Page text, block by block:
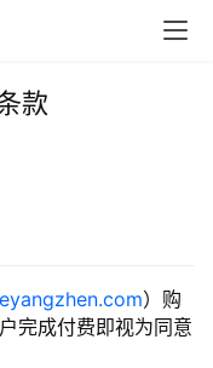
款
eyangzhen.com）购
完成付费即视为同意